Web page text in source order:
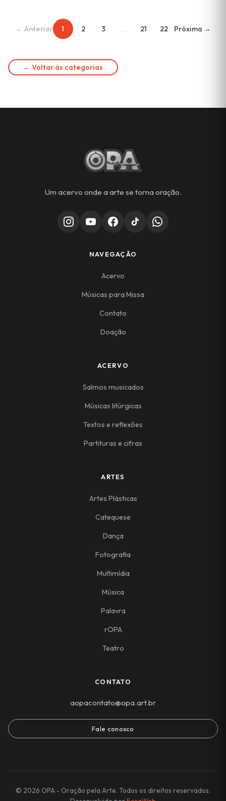
← Anterior 1 2 3 … 21 22 Próxima →
← Voltar às categorias
Um acervo onde a arte se torna oração.
NAVEGAÇÃO
Acervo
Músicas para Missa
Contato
Doação
ACERVO
Salmos musicados
Músicas litúrgicas
Textos e reflexões
Partituras e cifras
ARTES
Artes Plásticas
Catequese
Dança
Fotografia
Multimídia
Música
Palavra
rOPA
Teatro
CONTATO
aopacontato@opa.art.br
Fale conosco
© 2026 OPA - Oração pela Arte. Todos os direitos reservados.